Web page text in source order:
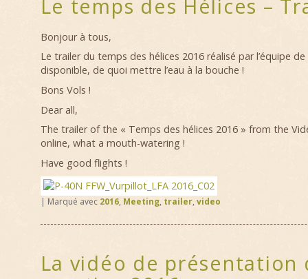
Le temps des Hélices –
Bonjour à tous,
Le trailer du temps des hélices 2016 réalisé par l’équipe
disponible, de quoi mettre l’eau à la bouche !
Bons Vols !
Dear all,
The trailer of the « Temps des hélices 2016 » from the
online, what a mouth-watering !
Have good flights !
| Marqué avec 2016, Meeting, trailer, video
La vidéo de présentation